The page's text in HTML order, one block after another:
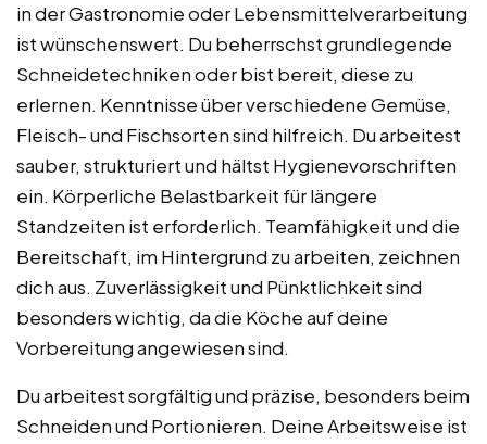
in der Gastronomie oder Lebensmittelverarbeitung
ist wünschenswert. Du beherrschst grundlegende
Schneidetechniken oder bist bereit, diese zu
erlernen. Kenntnisse über verschiedene Gemüse,
Fleisch- und Fischsorten sind hilfreich. Du arbeitest
sauber, strukturiert und hältst Hygienevorschriften
ein. Körperliche Belastbarkeit für längere
Standzeiten ist erforderlich. Teamfähigkeit und die
Bereitschaft, im Hintergrund zu arbeiten, zeichnen
dich aus. Zuverlässigkeit und Pünktlichkeit sind
besonders wichtig, da die Köche auf deine
Vorbereitung angewiesen sind.
Du arbeitest sorgfältig und präzise, besonders beim
Schneiden und Portionieren. Deine Arbeitsweise ist